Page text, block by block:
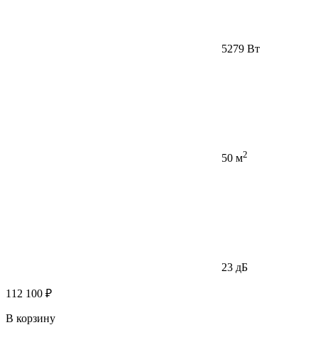
5279 Вт
50 м2
23 дБ
112 100 ₽
В корзину